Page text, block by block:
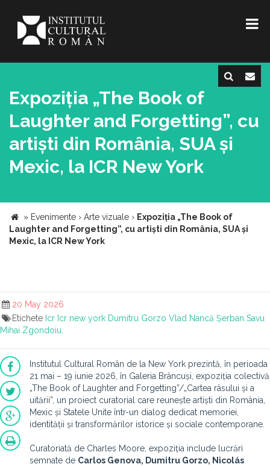
Expoziția „The Book of
Laughter and Forgetting”, cu
artiști din România, SUA și
Mexic, la ICR New York
» Evenimente › Arte vizuale › Expoziția „The Book of
Laughter and Forgetting”, cu artiști din România, SUA și
Mexic, la ICR New York
20 May 2026
Etichete Icr Icr new york Dumitru Gorzo Vlad Nancă Șerban Savu
Mihai Zgondoiu.
Institutul Cultural Român de la New York prezintă, în perioada
21 mai – 19 iunie 2026, în Galeria Brâncuși, expoziția colectivă
„The Book of Laughter and Forgetting”/„Cartea râsului și a
uitării”, un proiect curatorial care reunește artiști din România,
Mexic și Statele Unite într-un dialog dedicat memoriei,
identității și transformărilor istorice și sociale contemporane.
Curatoriată de Charles Moore, expoziția include lucrări
semnate de Carlos Genova, Dumitru Gorzo, Nicolás